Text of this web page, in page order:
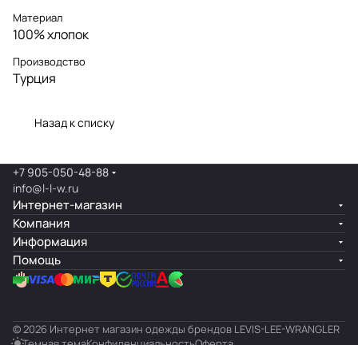
Материал
100% хлопок
Производство
Турция
Назад к списку
+7 905-050-48-88
info@l-l-w.ru
Интернет-магазин
Компания
Информация
Помощь
© 2026 Интернет магазин одежды брендов LEVIS-LEE-WRANGLER